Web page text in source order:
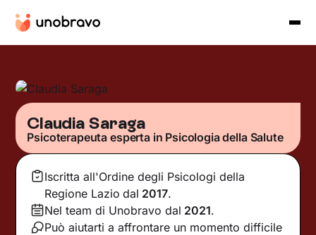
Claudia Saraga
Psicoterapeuta esperta in Psicologia della Salute
Iscritta all'Ordine degli Psicologi della
Regione Lazio dal 2017.
Nel team di Unobravo dal 2021.
Può aiutarti a affrontare un momento difficile